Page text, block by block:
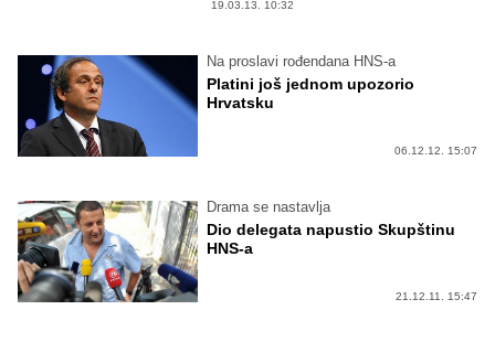
19.03.13. 10:32
Na proslavi rođendana HNS-a
Platini još jednom upozorio
Hrvatsku
06.12.12. 15:07
Drama se nastavlja
Dio delegata napustio Skupštinu
HNS-a
21.12.11. 15:47